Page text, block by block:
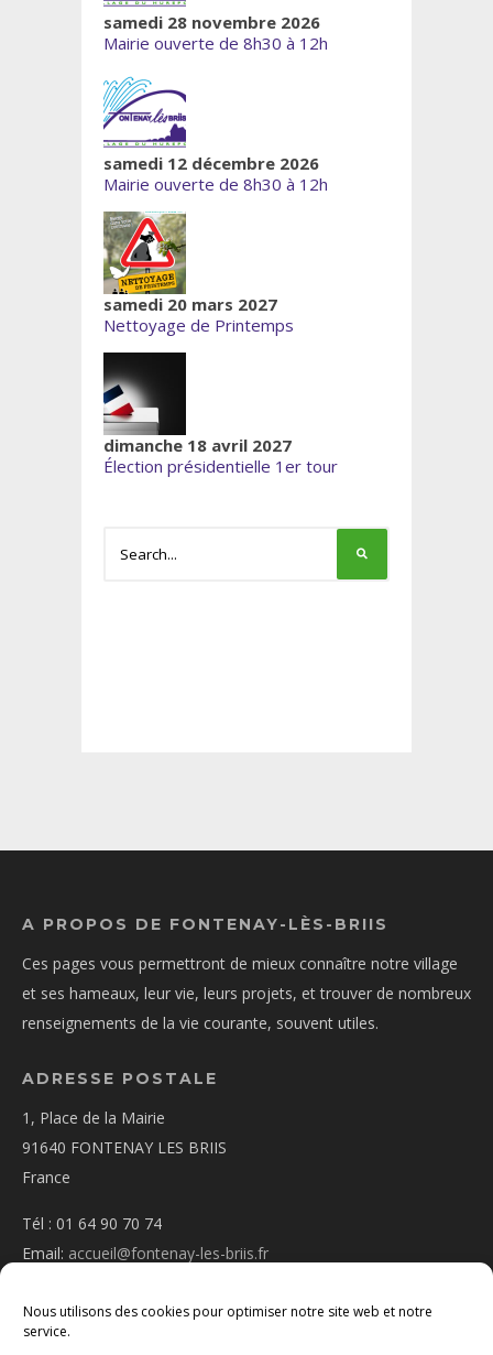
Nous utilisons des cookies pour optimiser notre site web et notre
service.
samedi 28 novembre 2026
Mairie ouverte de 8h30 à 12h
samedi 12 décembre 2026
Mairie ouverte de 8h30 à 12h
samedi 20 mars 2027
Nettoyage de Printemps
dimanche 18 avril 2027
Élection présidentielle 1er tour
A PROPOS DE FONTENAY-LÈS-BRIIS
Ces pages vous permettront de mieux connaître notre village
et ses hameaux, leur vie, leurs projets, et trouver de nombreux
renseignements de la vie courante, souvent utiles.
ADRESSE POSTALE
1, Place de la Mairie
91640 FONTENAY LES BRIIS
France
Tél : 01 64 90 70 74
Email: accueil@fontenay-les-briis.fr